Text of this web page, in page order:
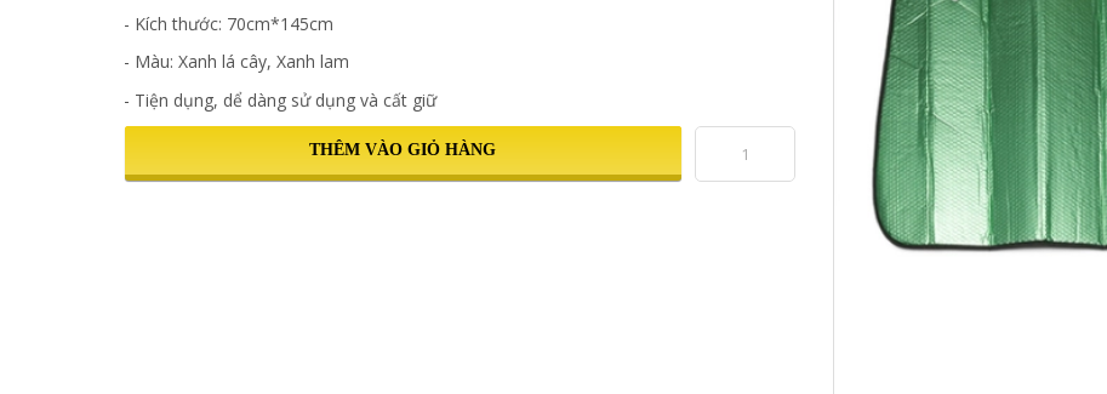
- Kích thước: 70cm*145cm
- Màu: Xanh lá cây, Xanh lam
- Tiện dụng, dể dàng sử dụng và cất giữ
THÊM VÀO GIỎ HÀNG